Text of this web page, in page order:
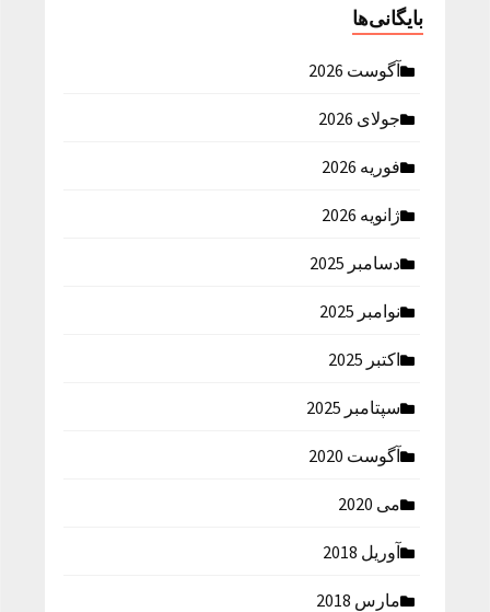
بایگانی‌ها
آگوست 2026
جولای 2026
فوریه 2026
ژانویه 2026
دسامبر 2025
نوامبر 2025
اکتبر 2025
سپتامبر 2025
آگوست 2020
می 2020
آوریل 2018
مارس 2018